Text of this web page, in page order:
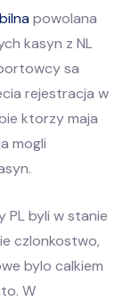
powolana
kasyn z NL
sa
rejestracja w
ktorzy maja
mogli
byli w stanie
czlonkostwo,
bylo calkiem
W